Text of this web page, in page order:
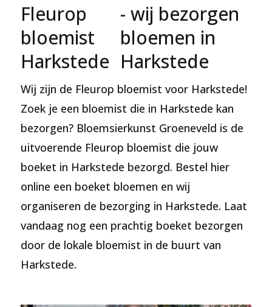
Fleurop
bloemist
Harkstede
- wij bezorgen
bloemen in
Harkstede
Wij zijn de Fleurop bloemist voor Harkstede!
Zoek je een bloemist die in Harkstede kan
bezorgen? Bloemsierkunst Groeneveld is de
uitvoerende Fleurop bloemist die jouw
boeket in Harkstede bezorgd. Bestel hier
online een boeket bloemen en wij
organiseren de bezorging in Harkstede. Laat
vandaag nog een prachtig boeket bezorgen
door de lokale bloemist in de buurt van
Harkstede.